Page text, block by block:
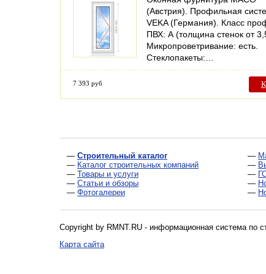
(Австрия). Профильная
VEKA (Германия). Класс
ПВХ: А (толщина стенок от
Микропроветривание: есть.
Стеклопакеты:…
7 393 руб
— Строительный каталог
— Каталог строительных компаний
— Товары и услуги
— Статьи и обзоры
— Фотогалереи
—
—
—
—
—
Copyright by RMNT.RU - информационная система по
Карта сайта